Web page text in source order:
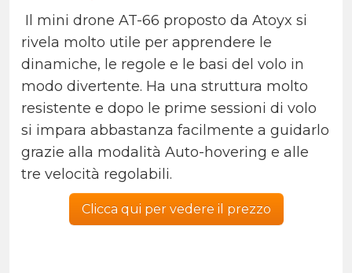
Il mini drone AT-66 proposto da Atoyx si
rivela molto utile per apprendere le
dinamiche, le regole e le basi del volo in
modo divertente. Ha una struttura molto
resistente e dopo le prime sessioni di volo
si impara abbastanza facilmente a guidarlo
grazie alla modalità Auto-hovering e alle
tre velocità regolabili.
Clicca qui per vedere il prezzo